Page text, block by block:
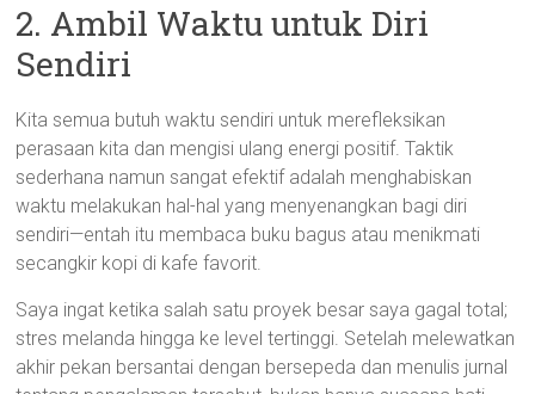
2. Ambil Waktu untuk Diri
Sendiri
Kita semua butuh waktu sendiri untuk merefleksikan
perasaan kita dan mengisi ulang energi positif. Taktik
sederhana namun sangat efektif adalah menghabiskan
waktu melakukan hal-hal yang menyenangkan bagi diri
sendiri—entah itu membaca buku bagus atau menikmati
secangkir kopi di kafe favorit.
Saya ingat ketika salah satu proyek besar saya gagal total;
stres melanda hingga ke level tertinggi. Setelah melewatkan
akhir pekan bersantai dengan bersepeda dan menulis jurnal